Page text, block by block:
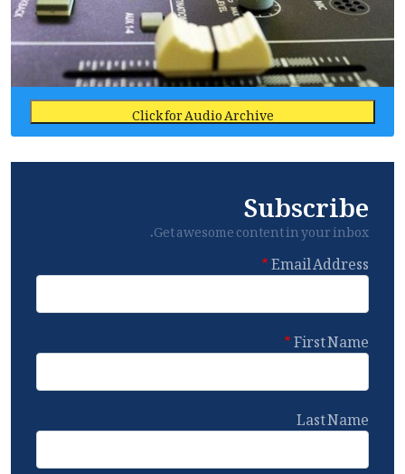
Click for Audio Archive
Subscribe
Get awesome content in your inbox.
Email Address
First Name
Last Name